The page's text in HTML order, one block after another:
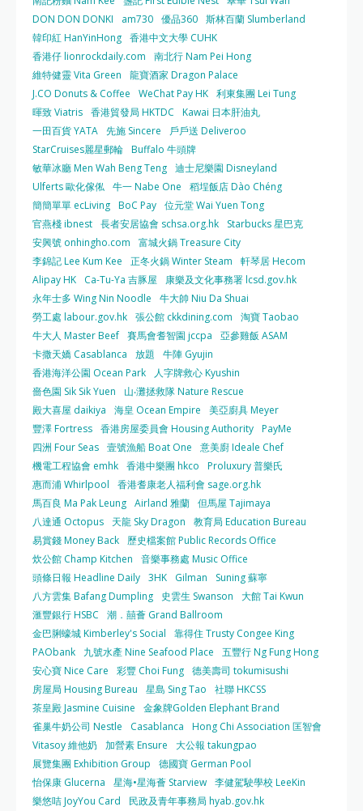
DON DON DONKI
am730 優品360 斯林百蘭 Slumberland
韓印紅 HanYinHong 香港中文大學 CUHK
香港仔 lionrockdaily.com
南北行 Nam Pei Hong
維特健靈 Vita Green
龍寶酒家 Dragon Palace
J.CO Donuts & Coffee
WeChat Pay HK 利東集團 Lei Tung
暉致 Viatris 香港貿發局 HKTDC
Kawai 日本肝油丸
一田百貨 YATA 先施 Sincere
戶戶送 Deliveroo
StarCruises麗星郵輪 Buffalo 牛頭牌
敏華冰廳 Men Wah Beng Teng 迪士尼樂園 Disneyland
Ulferts 歐化傢俬 牛一 Nabe One
稻埕飯店 Dào Chéng
簡簡單單 ecLiving BoC Pay 位元堂 Wai Yuen Tong
官燕棧 ibnest 長者安居協會 schsa.org.hk
Starbucks 星巴克
安興號 onhingho.com
富城火鍋 Treasure City
李錦記 Lee Kum Kee
正冬火鍋 Winter Steam
軒琴居 Hecom
Alipay HK
Ca-Tu-Ya 吉豚屋
康樂及文化事務署 lcsd.gov.hk
永年士多 Wing Nin Noodle
牛大帥 Niu Da Shuai
勞工處 labour.gov.hk 張公館 ckkdining.com
淘寶 Taobao
牛大人 Master Beef 賽馬會耆智園 jccpa
亞參雞飯 ASAM
卡撒天嬌 Casablanca
放題
牛陣 Gyujin
香港海洋公園 Ocean Park
人字牌救心 Kyushin
嗇色園 Sik Sik Yuen
山‧灘拯救隊 Nature Rescue
殿大喜屋 daikiya
海皇 Ocean Empire
美亞廚具 Meyer
豐澤 Fortress 香港房屋委員會 Housing Authority PayMe
四洲 Four Seas 壹號漁船 Boat One
意美廚 Ideale Chef
機電工程協會 emhk 香港中樂團 hkco
Proluxury 普樂氏
惠而浦 Whirlpool
香港耆康老人福利會 sage.org.hk
馬百良 Ma Pak Leung Airland 雅蘭 但馬屋 Tajimaya
八達通 Octopus
天龍 Sky Dragon
教育局 Education Bureau
易賞錢 Money Back
歷史檔案館 Public Records Office
炊公館 Champ Kitchen
音樂事務處 Music Office
頭條日報 Headline Daily 3HK Gilman
Suning 蘇寧
八方雲集 Bafang Dumpling
史雲生 Swanson
大館 Tai Kwun
滙豐銀行 HSBC
潮．囍薈 Grand Ballroom
金巴脷蠔城 Kimberley's Social
靠得住 Trusty Congee King
PAObank
九號水產 Nine Seafood Place
五豐行 Ng Fung Hong
安心寶 Nice Care
彩豐 Choi Fung 德美壽司 tokumisushi
房屋局 Housing Bureau
星島 Sing Tao
社聯 HKCSS
茶皇殿 Jasmine Cuisine
金象牌Golden Elephant Brand
雀巢牛奶公司 Nestle
Casablanca
Hong Chi Association 匡智會
Vitasoy 維他奶
加營素 Ensure
大公報 takungpao
展覽集團 Exhibition Group
德國寶 German Pool
怡保康 Glucerna
星海•星海薈 Starview 李健駕駛學校 LeeKin
樂悠咭 JoyYou Card
民政及青年事務局 hyab.gov.hk